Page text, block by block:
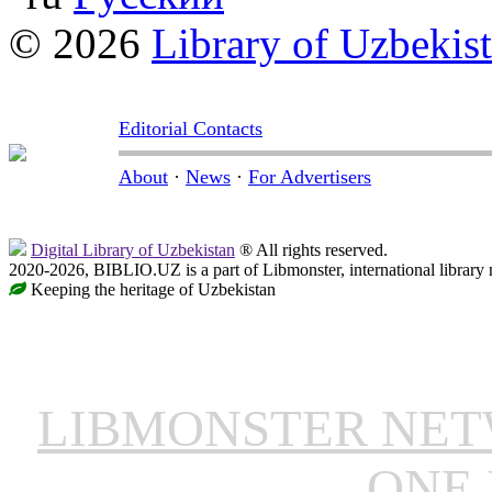
© 2026 Library of
Editorial Contacts
About · News · For Advertisers
Digital Library of Uzbekistan ® All rights reserved.
2020-2026, BIBLIO.UZ is a part of Libmonster, international library
Keeping the heritage of Uzbekistan
LIBMONSTER